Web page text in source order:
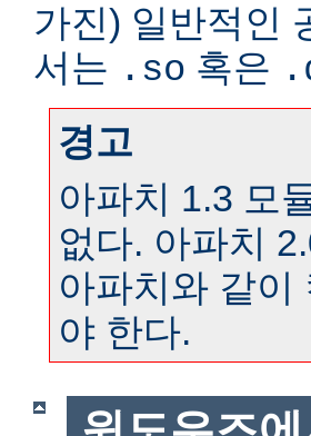
가진) 일반적인
서는 .so 혹은
경고
아파치 1.3 모
없다. 아파치
아파치와 같이
야 한다.